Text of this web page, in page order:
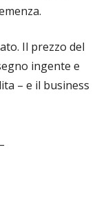
Il prezzo del
ingente e
– e il business